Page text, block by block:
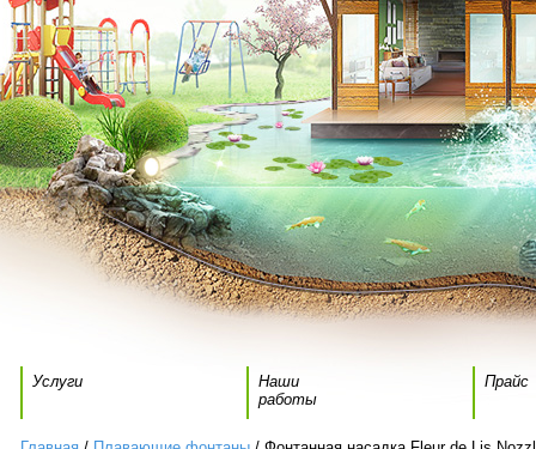
Услуги
Наши
работы
Прайс